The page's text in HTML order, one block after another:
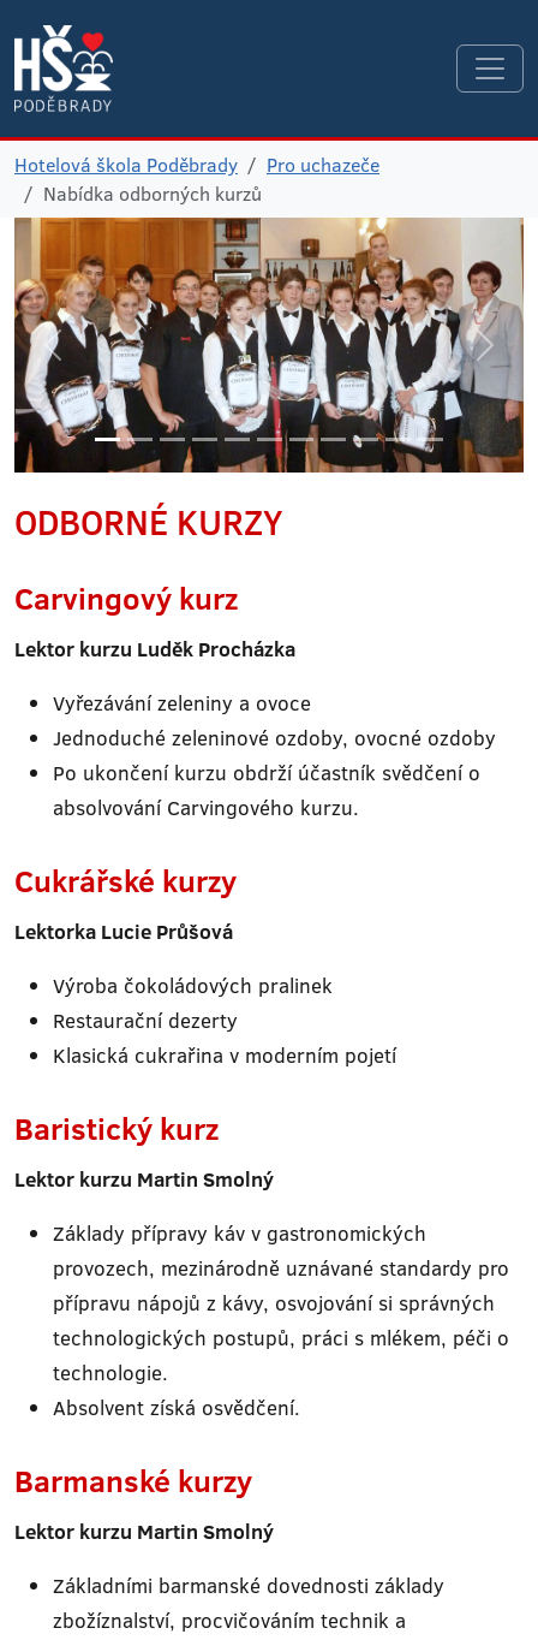
Hotelová škola Poděbrady
Pro uchazeče
Nabídka odborných kurzů
ODBORNÉ KURZY
Carvingový kurz
Lektor kurzu Luděk Procházka
Vyřezávání zeleniny a ovoce
Jednoduché zeleninové ozdoby, ovocné ozdoby
Po ukončení kurzu obdrží účastník svědčení o
absolvování Carvingového kurzu.
Cukrářské kurzy
Lektorka Lucie Průšová
Výroba čokoládových pralinek
Restaurační dezerty
Klasická cukrařina v moderním pojetí
Baristický kurz
Lektor kurzu Martin Smolný
Základy přípravy káv v gastronomických
provozech, mezinárodně uznávané standardy pro
přípravu nápojů z kávy, osvojování si správných
technologických postupů, práci s mlékem, péči o
technologie.
Absolvent získá osvědčení.
Barmanské kurzy
Lektor kurzu Martin Smolný
Základními barmanské dovednosti základy
zbožíznalství, procvičováním technik a